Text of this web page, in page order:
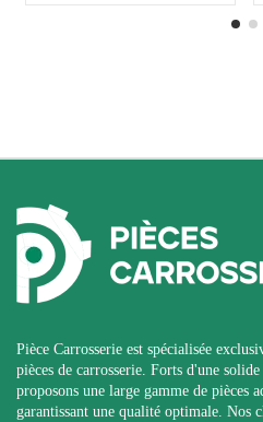
Pièce Carrosserie est spécialisée
pièces de carrosserie. Forts d'une
proposons une large gamme de pièces
garantissant une qualité optimale. Nos